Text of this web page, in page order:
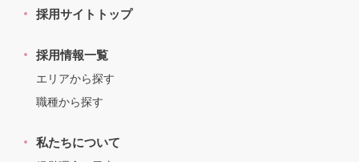
採用サイトトップ
採用情報一覧
エリアから探す
職種から探す
私たちについて